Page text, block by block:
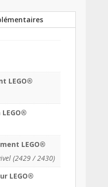
LEGO®
LEGO®
(2429 / 2430)
LEGO®